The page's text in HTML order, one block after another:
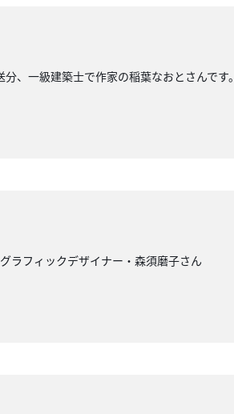
、一級建築士で作家の稲葉なおとさんです
ラフィックデザイナー・森須磨子さん